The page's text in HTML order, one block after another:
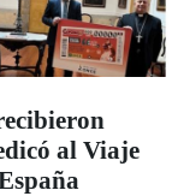
al Viaje